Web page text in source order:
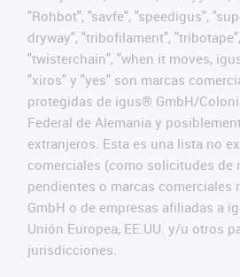
"Rohbot", "savfe", "speedigus",
dryway", "tribofilament",
"twisterchain", "when it moves,
"xiros" y "yes" son marcas
protegidas de igus® GmbH/
Federal de Alemania y
extranjeros. Esta es una lista no
comerciales (como solicitudes de
pendientes o marcas comerciales
GmbH o de empresas afiliadas a
Unión Europea, EE.UU. y/u otros
jurisdicciones.